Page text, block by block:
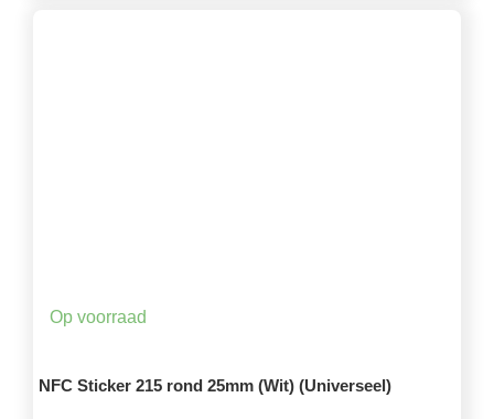
Op voorraad
NFC Sticker 215 rond 25mm (Wit) (Universeel)